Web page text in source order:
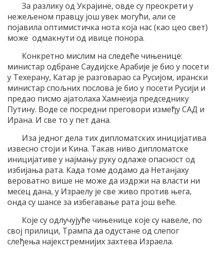
За разлику од Украјине, овде су преокрети у
нежељеном правцу још увек могући, али се
појавила оптимистичка нота која нас (као цео свет)
може одмакнути од ивице понора.
Конкретно мислим на следеће чињенице:
министар одбране Саудијске Арабије је био у посети
у Техерану, Катар је разговарао са Русијом, ирански
министар спољних послова је био у посети Русији и
предао писмо ајатолаха Хамнеија председнику
Путину. Воде се посредни преговори између САД и
Ирана. И све то у пет дана.
Иза једног дела тих дипломатских иницијатива
извесно стоји и Кина. Такав ниво дипломатске
иницијативе у најмању руку одлаже опасност од
избијања рата. Када томе додамо да Нетанјаху
вероватно више не може да издржи на власти ни
месец дана, у Израелу је све живо против њега,
онда су шансе за избегавање рата још веће.
Које су одлучујуће чињенице које су навеле, по
свој прилици, Трампа да одустане од слепог
слеђења најекстремнијих захтева Израела.